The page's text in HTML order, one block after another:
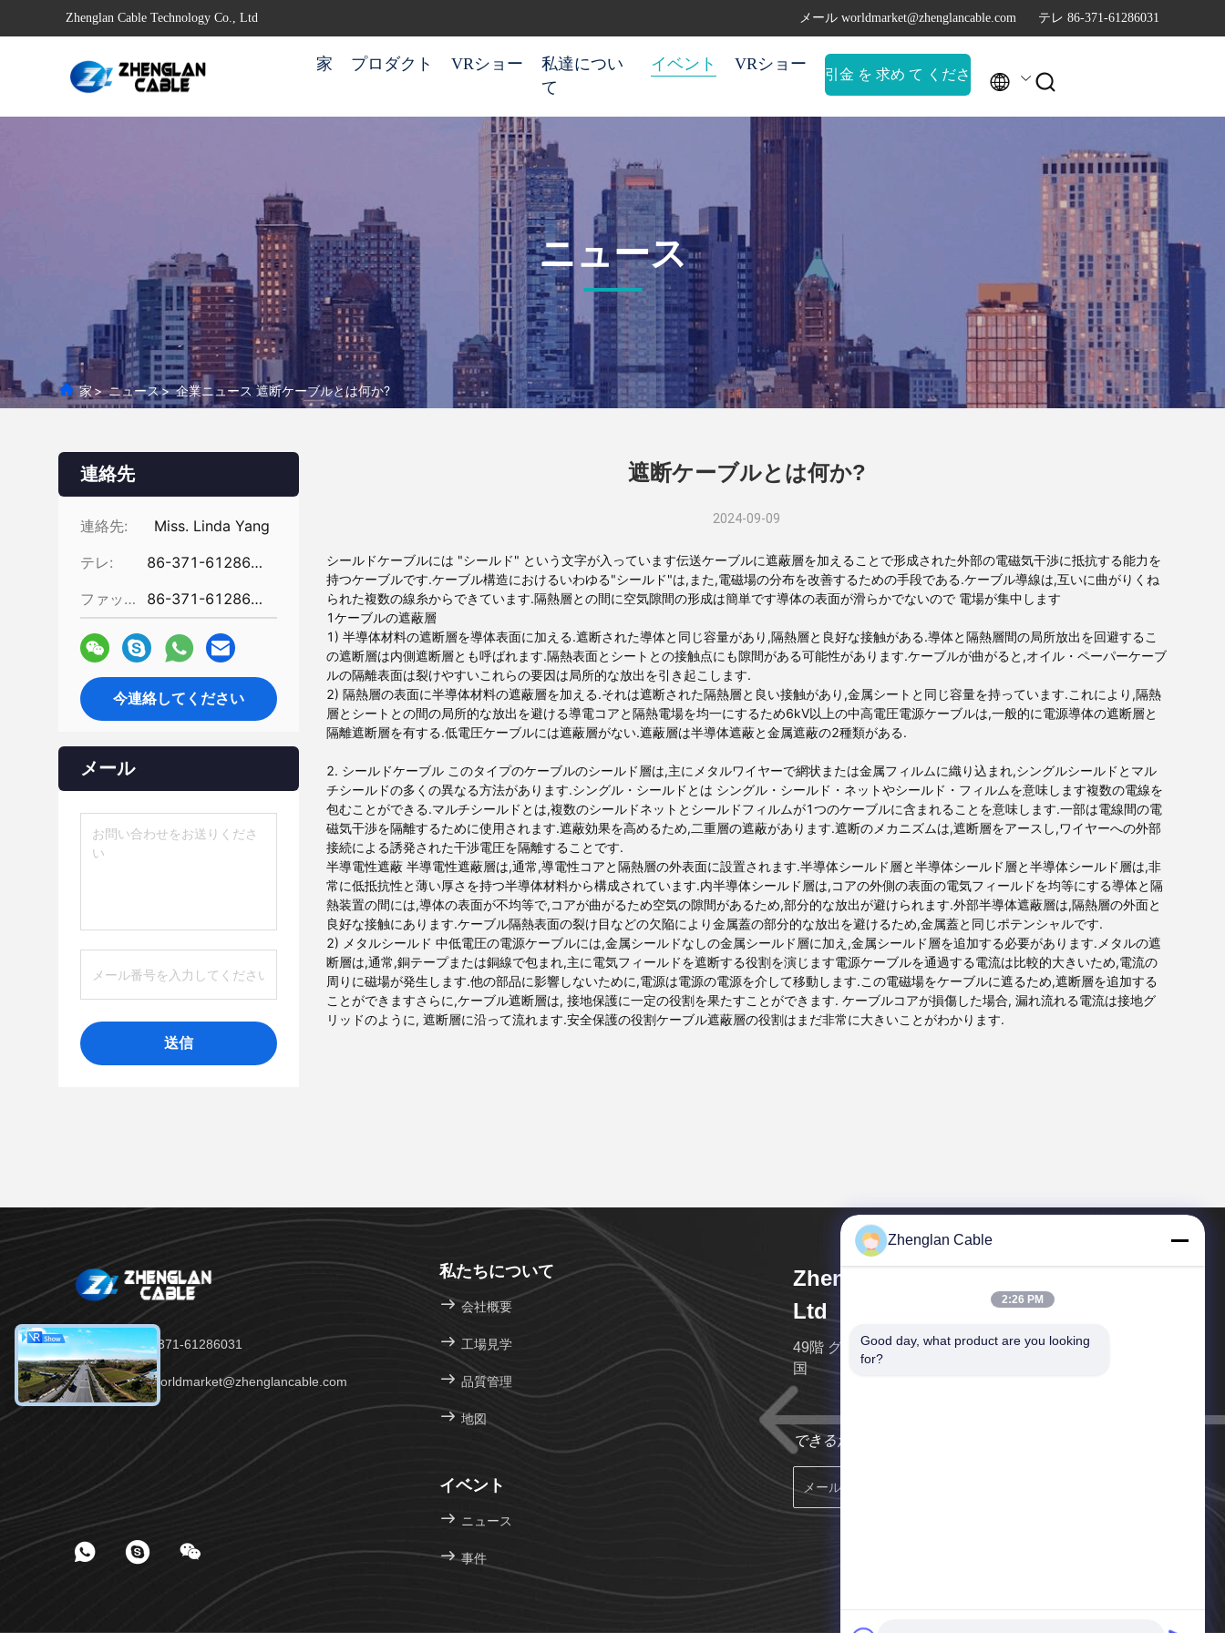
Zhenglan Cable Technology Co., Ltd メール worldmarket@zhenglancable.com テレ 86-371-61286031
家 プロダクト VRショー
私達につい
て
イベント VRショー
引金 を 求め て くださ
い
 
ニュース
家> ニュース> 企業ニュース 遮断ケーブルとは何か?
連絡先
連絡先:
Miss. Linda Yang
テレ:
86-371-61286031
ファックス:
86-371-61286032
今連絡してください
メール
送信
遮断ケーブルとは何か?
2024-09-09
シールドケーブルには "シールド" という文字が入っています伝送ケーブルに遮蔽層を加えることで形成された外部の電磁気干渉に抵抗する能力を
持つケーブルです.ケーブル構造におけるいわゆる"シールド"は,また,電磁場の分布を改善するための手段である.ケーブル導線は,互いに曲がりくね
られた複数の線糸からできています.隔熱層との間に空気隙間の形成は簡単です導体の表面が滑らかでないので 電場が集中します
1ケーブルの遮蔽層
1) 半導体材料の遮断層を導体表面に加える.遮断された導体と同じ容量があり,隔熱層と良好な接触がある.導体と隔熱層間の局所放出を回避するこ
の遮断層は内側遮断層とも呼ばれます.隔熱表面とシートとの接触点にも隙間がある可能性があります.ケーブルが曲がると,オイル・ペーパーケーブ
ルの隔離表面は裂けやすいこれらの要因は局所的な放出を引き起こします.
2) 隔熱層の表面に半導体材料の遮蔽層を加える.それは遮断された隔熱層と良い接触があり,金属シートと同じ容量を持っています.これにより,隔熱
層とシートとの間の局所的な放出を避ける導電コアと隔熱電場を均一にするため6kV以上の中高電圧電源ケーブルは,一般的に電源導体の遮断層と
隔離遮断層を有する.低電圧ケーブルには遮蔽層がない.遮蔽層は半導体遮蔽と金属遮蔽の2種類がある.
2. シールドケーブル このタイプのケーブルのシールド層は,主にメタルワイヤーで網状または金属フィルムに織り込まれ,シングルシールドとマル
チシールドの多くの異なる方法があります.シングル・シールドとは シングル・シールド・ネットやシールド・フィルムを意味します複数の電線を
包むことができる.マルチシールドとは,複数のシールドネットとシールドフィルムが1つのケーブルに含まれることを意味します.一部は電線間の電
磁気干渉を隔離するために使用されます.遮蔽効果を高めるため,二重層の遮蔽があります.遮断のメカニズムは,遮断層をアースし,ワイヤーへの外部
接続による誘発された干渉電圧を隔離することです.
半導電性遮蔽 半導電性遮蔽層は,通常,導電性コアと隔熱層の外表面に設置されます.半導体シールド層と半導体シールド層と半導体シールド層は,非
常に低抵抗性と薄い厚さを持つ半導体材料から構成されています.内半導体シールド層は,コアの外側の表面の電気フィールドを均等にする導体と隔
熱装置の間には,導体の表面が不均等で,コアが曲がるため空気の隙間があるため,部分的な放出が避けられます.外部半導体遮蔽層は,隔熱層の外面と
良好な接触にあります.ケーブル隔熱表面の裂け目などの欠陥により金属蓋の部分的な放出を避けるため,金属蓋と同じポテンシャルです.
2) メタルシールド 中低電圧の電源ケーブルには,金属シールドなしの金属シールド層に加え,金属シールド層を追加する必要があります.メタルの遮
断層は,通常,銅テープまたは銅線で包まれ,主に電気フィールドを遮断する役割を演じます電源ケーブルを通過する電流は比較的大きいため,電流の
周りに磁場が発生します.他の部品に影響しないために,電源は電源の電源を介して移動します.この電磁場をケーブルに遮るため,遮断層を追加する
ことができますさらに,ケーブル遮断層は, 接地保護に一定の役割を果たすことができます. ケーブルコアが損傷した場合, 漏れ流れる電流は接地グ
リッドのように, 遮断層に沿って流れます.安全保護の役割ケーブル遮蔽層の役割はまだ非常に大きいことがわかります.
テレ：86-371-61286031
メール：worldmarket@zhenglancable.com
私たちについて
会社概要
工場見学
品質管理
地図
イベント
ニュース
事件
Zhenglan Cable Technology Co.,
Ltd
49階 グリーンランドセンター南塔 東?? 州区,?? 州,中
国
できるだけ早くご連絡いたします。
Zhenglan Cable
2:26 PM
Good day, what product are you looking
for?